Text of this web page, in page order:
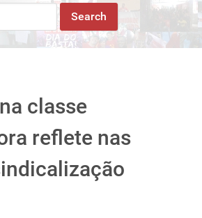
classe
reflete nas